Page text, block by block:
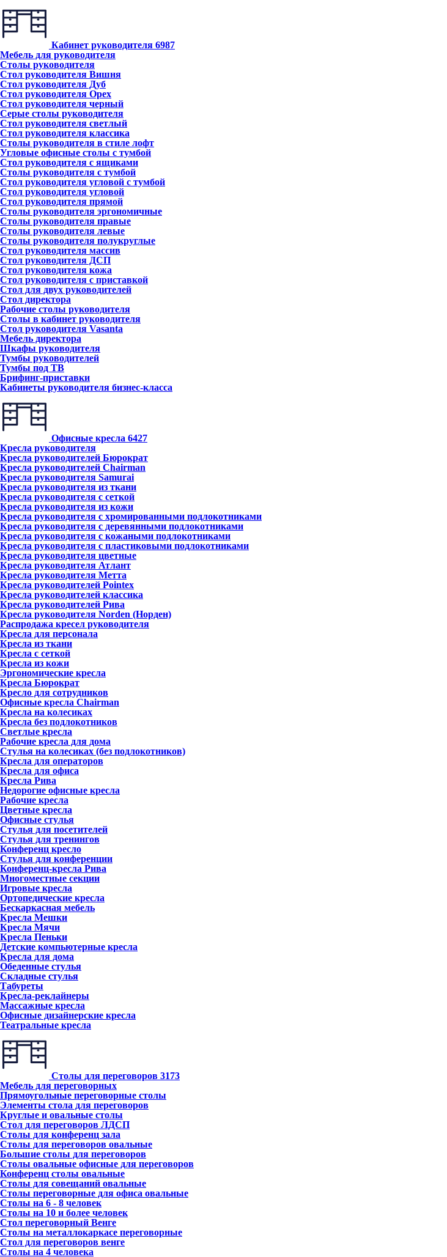
Кабинет руководителя 6987
Мебель для руководителя
Столы руководителя
Стол руководителя Вишня
Стол руководителя Дуб
Стол руководителя Орех
Стол руководителя черный
Серые столы руководителя
Стол руководителя светлый
Стол руководителя классика
Столы руководителя в стиле лофт
Угловые офисные столы с тумбой
Стол руководителя с ящиками
Столы руководителя с тумбой
Стол руководителя угловой с тумбой
Стол руководителя угловой
Стол руководителя прямой
Столы руководителя эргономичные
Столы руководителя правые
Столы руководителя левые
Столы руководителя полукруглые
Стол руководителя массив
Стол руководителя ДСП
Стол руководителя кожа
Стол руководителя с приставкой
Стол для двух руководителей
Стол директора
Рабочие столы руководителя
Столы в кабинет руководителя
Стол руководителя Vasanta
Мебель директора
Шкафы руководителя
Тумбы руководителей
Тумбы под ТВ
Брифинг-приставки
Кабинеты руководителя бизнес-класса
Офисные кресла 6427
Кресла руководителя
Кресла руководителей Бюрократ
Кресла руководителей Chairman
Кресла руководителя Samurai
Кресла руководителя из ткани
Кресла руководителя с сеткой
Кресла руководителя из кожи
Кресла руководителя с хромированными подлокотниками
Кресла руководителя с деревянными подлокотниками
Кресла руководителя с кожаными подлокотниками
Кресла руководителя с пластиковыми подлокотниками
Кресла руководителя цветные
Кресла руководителя Атлант
Кресла рyководителя Метта
Кресла руководителей Pointex
Кресла руководителей классика
Кресла руководителей Рива
Кресла руководителя Norden (Норден)
Распродажа кресел руководителя
Кресла для персонала
Кресла из ткани
Кресла с сеткой
Кресла из кожи
Эргономические кресла
Кресла Бюрократ
Кресло для сотрудников
Офисные кресла Chairman
Кресла на колесиках
Кресла без подлокотников
Светлые кресла
Рабочие кресла для дома
Стулья на колесиках (без подлокотников)
Кресла для операторов
Кресла для офиса
Кресла Рива
Недорогие офисные кресла
Рабочие кресла
Цветные кресла
Офисные стулья
Стулья для посетителей
Стулья для тренингов
Конференц кресло
Стулья для конференции
Конференц-кресла Рива
Многоместные секции
Игровые кресла
Ортопедические кресла
Бескаркасная мебель
Кресла Мешки
Кресла Мячи
Кресла Пеньки
Детские компьютерные кресла
Кресла для дома
Обеденные стулья
Складные стулья
Табуреты
Кресла-реклайнеры
Массажные кресла
Офисные дизайнерские кресла
Театральные кресла
Столы для переговоров 3173
Мебель для переговорных
Прямоугольные переговорные столы
Элементы стола для переговоров
Круглые и овальные столы
Стол для переговоров ЛДСП
Столы для конференц зала
Столы для переговоров овальные
Большие столы для переговоров
Столы овальные офисные для переговоров
Конференц столы овальные
Столы для совещаний овальные
Столы переговорные для офиса овальные
Столы на 6 - 8 человек
Столы на 10 и более человек
Стол переговорный Венге
Столы на металлокаркасе переговорные
Стол для переговоров венге
Столы на 4 человека